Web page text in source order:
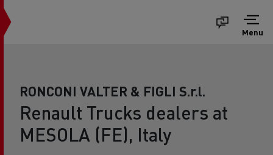
Menu
RONCONI VALTER & FIGLI S.r.l.
Renault Trucks dealers at
MESOLA (FE), Italy